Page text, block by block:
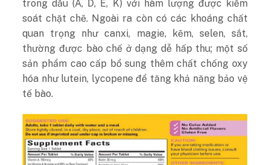
trong dầu (A, D, E, K) với hàm lượng được kiểm
soát chặt chẽ. Ngoài ra còn có các khoáng chất
quan trọng như canxi, magie, kẽm, selen, sắt,
thường được bào chế ở dạng dễ hấp thu; một số
sản phẩm cao cấp bổ sung thêm chất chống oxy
hóa như lutein, lycopene để tăng khả năng bảo vệ
tế bào.